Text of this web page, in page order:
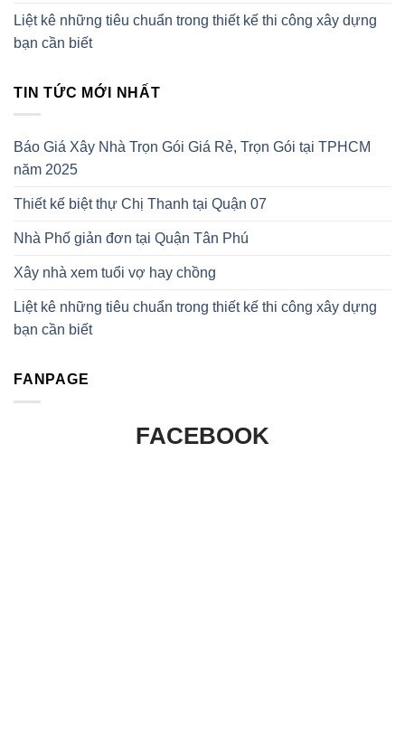
Liệt kê những tiêu chuẩn trong thiết kế thi công xây dựng
bạn cần biết
TIN TỨC MỚI NHẤT
Báo Giá Xây Nhà Trọn Gói Giá Rẻ, Trọn Gói tại TPHCM
năm 2025
Thiết kế biệt thự Chị Thanh tại Quận 07
Nhà Phố giản đơn tại Quận Tân Phú
Xây nhà xem tuổi vợ hay chồng
Liệt kê những tiêu chuẩn trong thiết kế thi công xây dựng
bạn cần biết
FANPAGE
FACEBOOK